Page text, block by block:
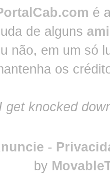
é
de alguns
não, em um só
os
get knocked
-
by